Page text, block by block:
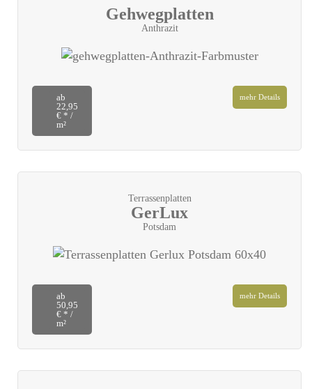
Gehwegplatten
Anthrazit
ab
22,95
€ * /
m²
mehr Details
Terrassenplatten
GerLux
Potsdam
ab
50,95
€ * /
m²
mehr Details